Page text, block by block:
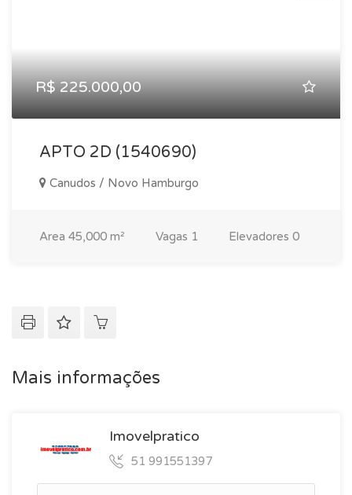
R$ 225.000,00
APTO 2D (1540690)
Canudos / Novo Hamburgo
Area 45,000 m² Vagas 1 Elevadores 0
Mais informações
Imovelpratico
51 991551397